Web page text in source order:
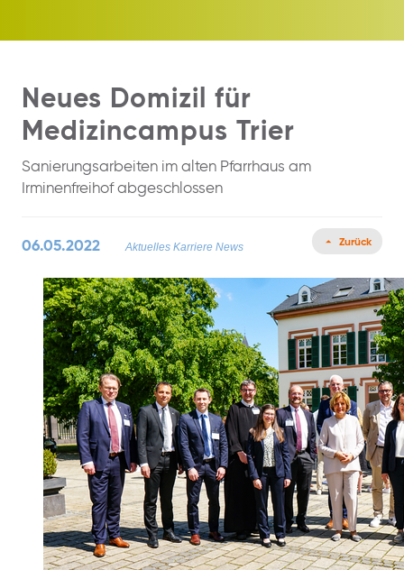
Neues Domizil für
Medizincampus Trier
Sanierungsarbeiten im alten Pfarrhaus am
Irminenfreihof abgeschlossen
06.05.2022 Aktuelles Karriere News Zurück